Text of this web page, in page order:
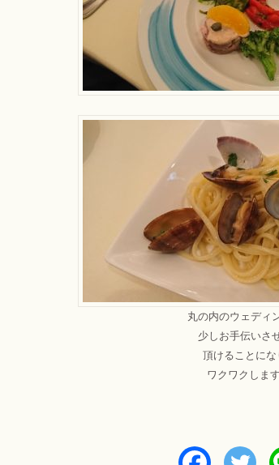
丸の内のウェディ
少しお手伝いさ
頂けることにな
ワクワクしま